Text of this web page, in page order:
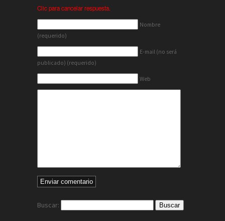
Clic para cancelar respuesta.
Nombre
(requerido)
E-mail (no será
publicado) (requerido)
Web
Buscar: